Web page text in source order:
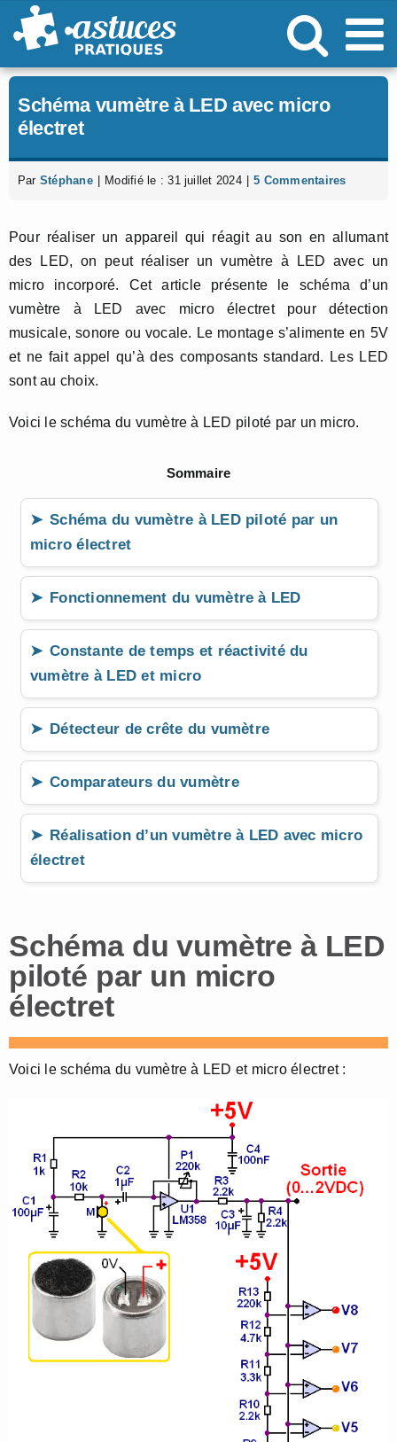
Passer
au
Schéma vumètre à LED avec micro
électret
Par Stéphane Modifié le : 31 juillet 2024 5 Commentaires
Pour réaliser un appareil qui réagit au son en allumant
des LED, on peut réaliser un vumètre à LED avec un
micro incorporé. Cet article présente le schéma d’un
vumètre à LED avec micro électret pour détection
musicale, sonore ou vocale. Le montage s’alimente en 5V
et ne fait appel qu’à des composants standard. Les LED
sont au choix.
Voici le schéma du vumètre à LED piloté par un micro.
Sommaire
Schéma du vumètre à LED piloté par un
micro électret
Fonctionnement du vumètre à LED
Constante de temps et réactivité du
vumètre à LED et micro
Détecteur de crête du vumètre
Comparateurs du vumètre
Réalisation d’un vumètre à LED avec micro
électret
Schéma du vumètre à LED
piloté par un micro
électret
Voici le schéma du vumètre à LED et micro électret :